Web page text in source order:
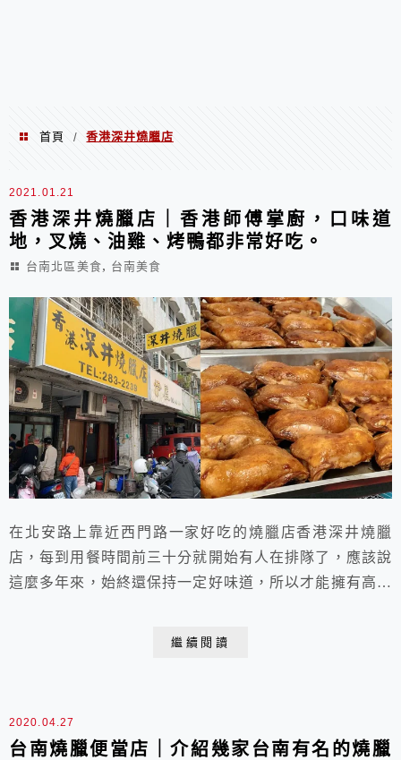
首頁 / 香港深井燒臘店
香港深井燒臘店
2021.01.21
香港深井燒臘店｜香港師傅掌廚，口味道
地，叉燒、油雞、烤鴨都非常好吃。
台南北區美食, 台南美食
在北安路上靠近西門路一家好吃的燒臘店香港深井燒臘
店，每到用餐時間前三十分就開始有人在排隊了，應該說
這麼多年來，始終還保持一定好味道，所以才能擁有高人
繼續閱讀
2020.04.27
台南燒臘便當店｜介紹幾家台南有名的燒臘